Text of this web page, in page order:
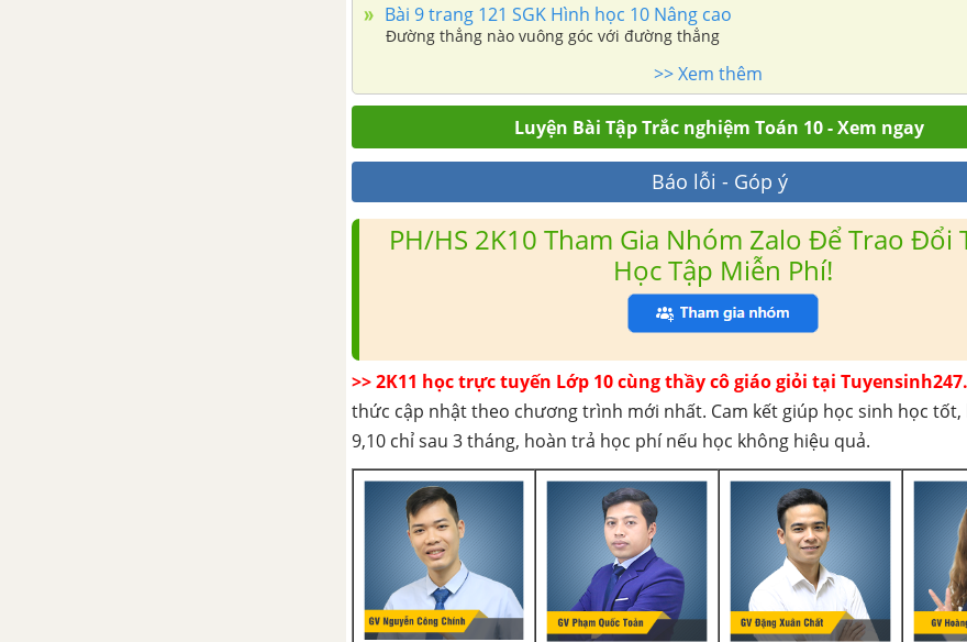
Bài 9 trang 121 SGK Hình học 10 Nâng cao
Đường thẳng nào vuông góc với đường thẳng
>> Xem thêm
Luyện Bài Tập Trắc nghiệm Toán 10 - Xem ngay
Báo lỗi - Góp ý
PH/HS 2K10 Tham Gia Nhóm Zalo Để Trao Đổi
Học Tập Miễn Phí!
>> 2K11 học trực tuyến Lớp 10 cùng thầy cô giáo giỏi tại
thức cập nhật theo chương trình mới nhất. Cam kết giúp học sinh học
9,10 chỉ sau 3 tháng, hoàn trả học phí nếu học không hiệu quả.